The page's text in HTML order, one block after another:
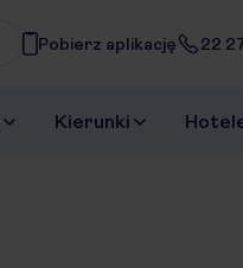
Pobierz aplikację 22
Kierunki